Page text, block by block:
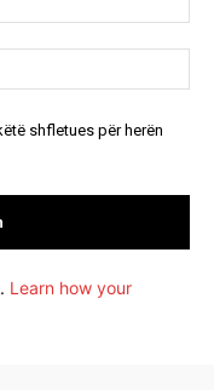
shfletues për herën
Learn how your